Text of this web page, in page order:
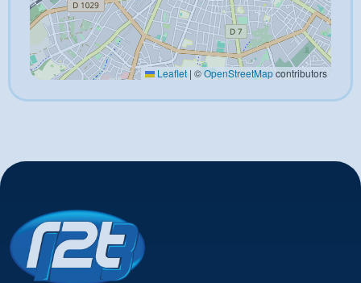
Leaflet | ©OpenStreetMapcontributors